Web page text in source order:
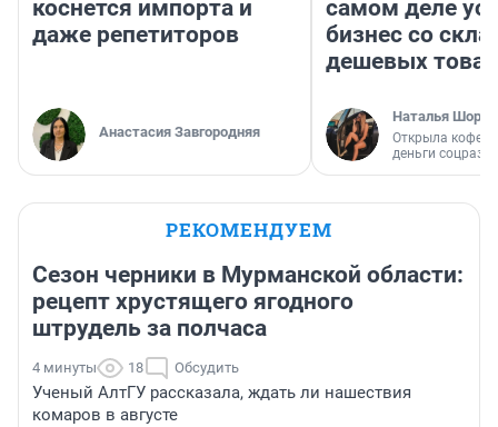
коснется импорта и
даже репетиторов
Анастасия Завгородняя
самом деле
бизнес со
дешевых
Наталья
Открыла
деньги
РЕКОМЕНДУЕМ
Сезон черники в Мурманской области:
рецепт хрустящего ягодного
штрудель за полчаса
4 минуты 18 Обсудить
Ученый АлтГУ рассказала, ждать ли нашествия
комаров в августе